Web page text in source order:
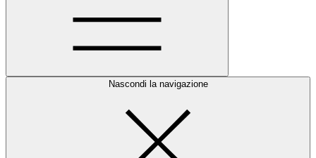
Nascondi la navigazione